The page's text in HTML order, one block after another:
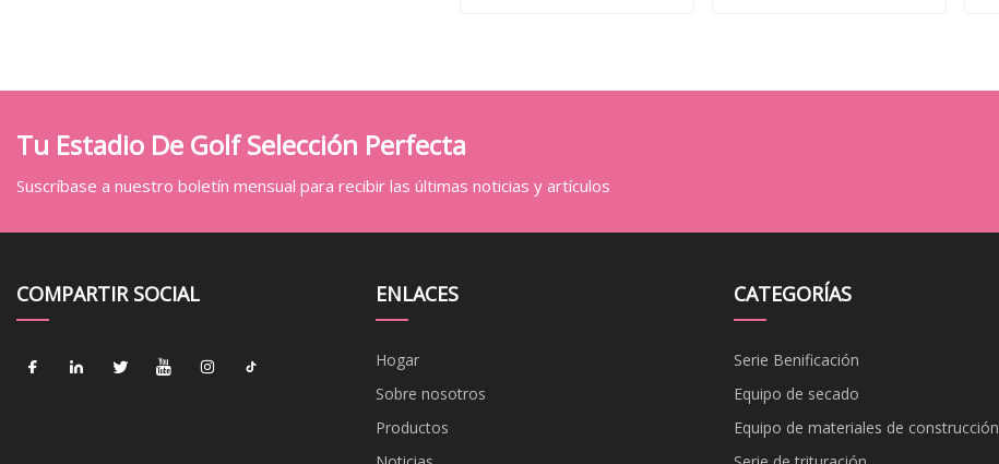
Tu Estadio De Golf Selección Perfecta
Suscríbase a nuestro boletín mensual para recibir las últimas noticias y artículos
COMPARTIR SOCIAL ENLACES
Hogar
Sobre nosotros
Productos
CATEGORÍAS
Serie Benificación
Equipo de secado
Equipo de materiales de construcción